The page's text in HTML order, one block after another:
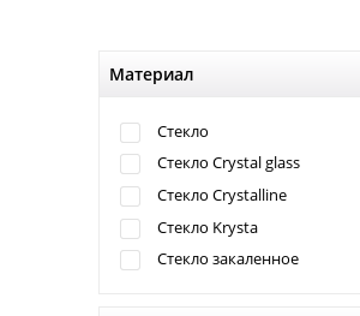
Материал
Стекло
Стекло Crystal glass
Стекло Crystalline
Стекло Krysta
Стекло закаленное